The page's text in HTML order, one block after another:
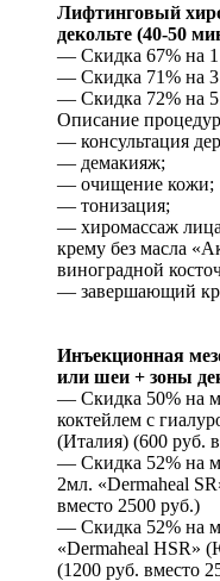
Лифтинговый
декольте (40-50
— Скидка 67% на 1
— Скидка 71% на 3
— Скидка 72% на 5
Описание
— консультация
— демакияж;
— очищение кожи;
— тонизация;
— хиромассаж
крему без масла
виноградной
— завершающий
Инъекционная
или шеи + зоны
— Скидка 50% на
коктейлем с
(Италия) (600 руб.
— Скидка 52% на
2мл. «Dermaheal
вместо 2500 руб.)
— Скидка 52% на
«Dermaheal HSR»
(1200 руб. вместо